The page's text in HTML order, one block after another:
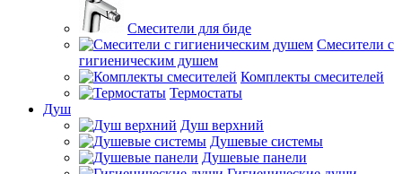
Смесители для биде
Смесители с
гигиеническим душем
Комплекты смесителей
Термостаты
Душ
Душ верхний
Душевые системы
Душевые панели